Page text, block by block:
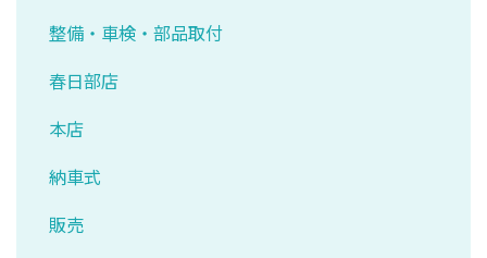
整備・車検・部品取付
春日部店
本店
納車式
販売